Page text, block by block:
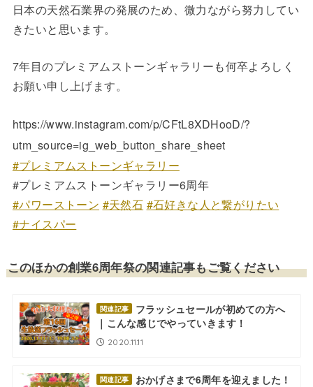
日本の天然石業界の発展のため、微力ながら努力してい
きたいと思います。
7年目のプレミアムストーンギャラリーも何卒よろしく
お願い申し上げます。
https://www.instagram.com/p/CFtL8XDHooD/?
utm_source=ig_web_button_share_sheet
#プレミアムストーンギャラリー
#プレミアムストーンギャラリー6周年
#パワーストーン #天然石 #石好きな人と繋がりたい
#ナイスパー
このほかの創業6周年祭の関連記事もご覧ください
関連記事
フラッシュセールが初めての方へ
｜こんな感じでやっていきます！
2020.11.11
関連記事 おかげさまで6周年を迎えました！